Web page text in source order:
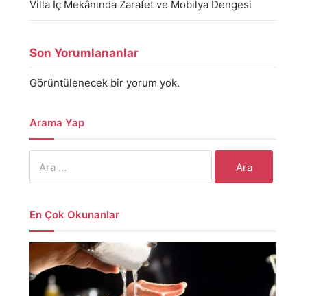
Villa İç Mekânında Zarafet ve Mobilya Dengesi
Son Yorumlananlar
Görüntülenecek bir yorum yok.
Arama Yap
En Çok Okunanlar